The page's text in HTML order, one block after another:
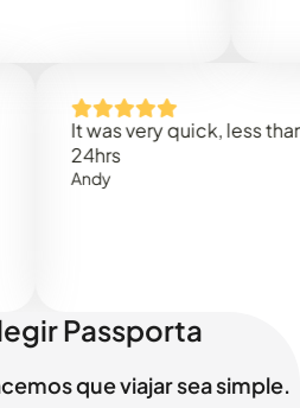
It was very quick, less than
Passporta
que viajar sea simple.